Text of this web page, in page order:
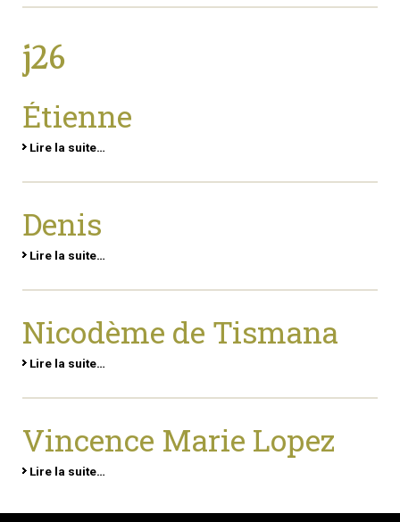
j26
Étienne
Lire la suite…
Denis
Lire la suite…
Nicodème de Tismana
Lire la suite…
Vincence Marie Lopez
Lire la suite…